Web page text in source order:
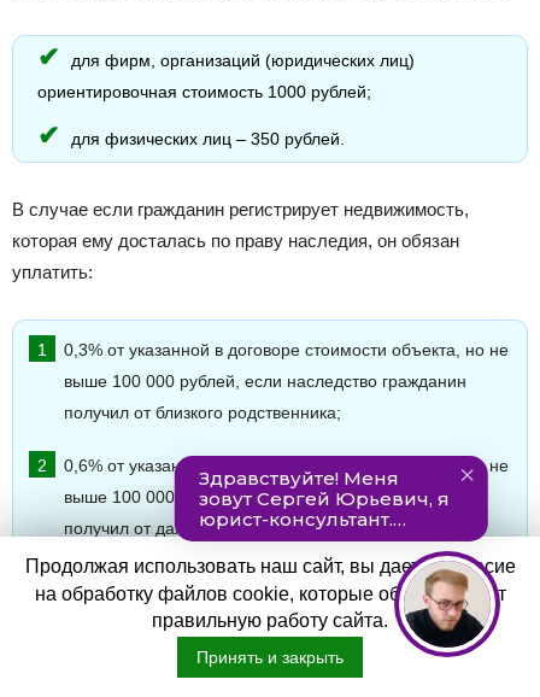
для фирм, организаций (юридических лиц)
ориентировочная стоимость 1000 рублей;
для физических лиц – 350 рублей.
В случае если гражданин регистрирует недвижимость,
которая ему досталась по праву наследия, он обязан
уплатить:
0,3% от указанной в договоре стоимости объекта, но не
выше 100 000 рублей, если наследство гражданин
получил от близкого родственника;
0,6% от указанной в договоре стоимости объекта, но не
выше 100 000 рублей, если наследство гражданин
получил от дальнего родственника;
Процедура оплаты
Государственная пошлина при проведении процедуры
Продолжая использовать наш сайт, вы даете согласие
на обработку файлов cookie, которые обеспечивают
правильную работу сайта.
Принять и закрыть